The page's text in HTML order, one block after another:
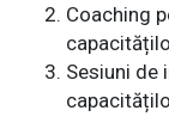
Coaching
Sesiuni de